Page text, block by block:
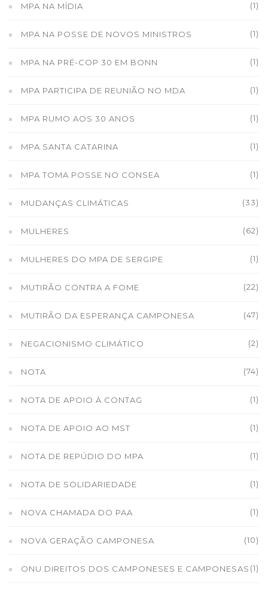
MPA NA MÍDIA (1)
MPA NA POSSE DE NOVOS MINISTROS (1)
MPA NA PRÉ-COP 30 EM BONN (1)
MPA PARTICIPA DE REUNIÃO NO MDA (1)
MPA RUMO AOS 30 ANOS (1)
MPA SANTA CATARINA (1)
MPA TOMA POSSE NO CONSEA (1)
MUDANÇAS CLIMÁTICAS (33)
MULHERES (62)
MULHERES DO MPA DE SERGIPE (1)
MUTIRÃO CONTRA A FOME (22)
MUTIRÃO DA ESPERANÇA CAMPONESA (47)
NEGACIONISMO CLIMÁTICO (2)
NOTA (74)
NOTA DE APOIO À CONTAG (1)
NOTA DE APOIO AO MST (1)
NOTA DE REPÚDIO DO MPA (1)
NOTA DE SOLIDARIEDADE (1)
NOVA CHAMADA DO PAA (1)
NOVA GERAÇÃO CAMPONESA (10)
ONU DIREITOS DOS CAMPONESES E CAMPONESAS (1)